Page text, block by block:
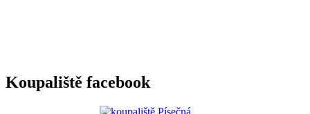
Koupaliště facebook